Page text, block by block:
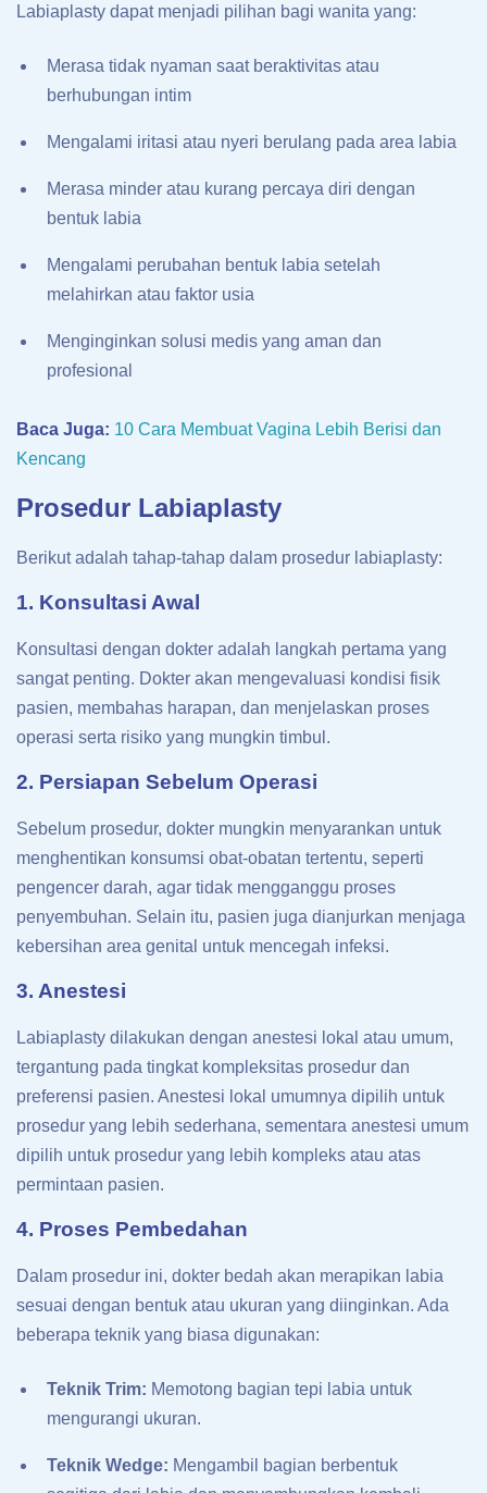
Labiaplasty dapat menjadi pilihan bagi wanita yang:
Merasa tidak nyaman saat beraktivitas atau
berhubungan intim
Mengalami iritasi atau nyeri berulang pada area labia
Merasa minder atau kurang percaya diri dengan
bentuk labia
Mengalami perubahan bentuk labia setelah
melahirkan atau faktor usia
Menginginkan solusi medis yang aman dan
profesional
Baca Juga: 10 Cara Membuat Vagina Lebih Berisi dan
Kencang
Prosedur Labiaplasty
Berikut adalah tahap-tahap dalam prosedur labiaplasty:
1. Konsultasi Awal
Konsultasi dengan dokter adalah langkah pertama yang
sangat penting. Dokter akan mengevaluasi kondisi fisik
pasien, membahas harapan, dan menjelaskan proses
operasi serta risiko yang mungkin timbul.
2. Persiapan Sebelum Operasi
Sebelum prosedur, dokter mungkin menyarankan untuk
menghentikan konsumsi obat-obatan tertentu, seperti
pengencer darah, agar tidak mengganggu proses
penyembuhan. Selain itu, pasien juga dianjurkan menjaga
kebersihan area genital untuk mencegah infeksi.
3. Anestesi
Labiaplasty dilakukan dengan anestesi lokal atau umum,
tergantung pada tingkat kompleksitas prosedur dan
preferensi pasien. Anestesi lokal umumnya dipilih untuk
prosedur yang lebih sederhana, sementara anestesi umum
dipilih untuk prosedur yang lebih kompleks atau atas
permintaan pasien.
4. Proses Pembedahan
Dalam prosedur ini, dokter bedah akan merapikan labia
sesuai dengan bentuk atau ukuran yang diinginkan. Ada
beberapa teknik yang biasa digunakan:
Teknik Trim: Memotong bagian tepi labia untuk
mengurangi ukuran.
Teknik Wedge: Mengambil bagian berbentuk